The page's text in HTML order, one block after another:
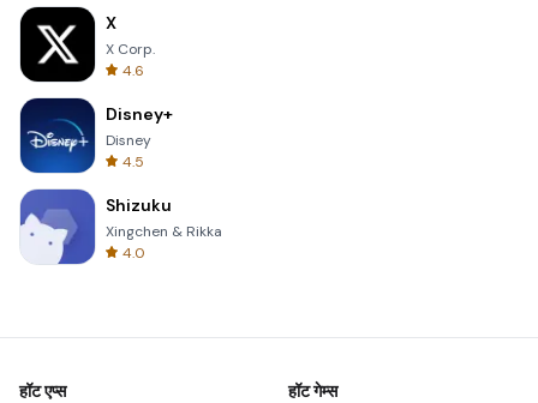
X
X Corp.
4.6
Disney+
Disney
4.5
Shizuku
Xingchen & Rikka
4.0
हॉट एप्स हॉट गेम्स